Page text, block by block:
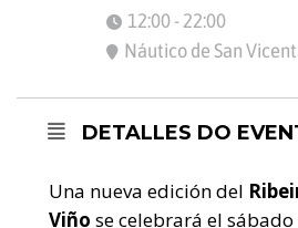
12:00 - 22:00
Náutico de San
DETALLES DO
Una nueva edición del
Viño se celebrará el